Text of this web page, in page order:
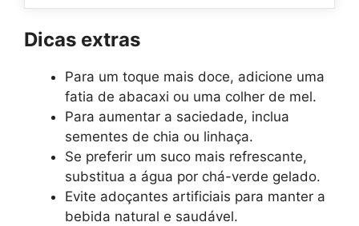
Dicas extras
Para um toque mais doce, adicione uma
fatia de abacaxi ou uma colher de mel.
Para aumentar a saciedade, inclua
sementes de chia ou linhaça.
Se preferir um suco mais refrescante,
substitua a água por chá-verde gelado.
Evite adoçantes artificiais para manter a
bebida natural e saudável.